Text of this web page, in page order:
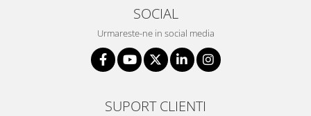
SOCIAL
Urmareste-ne in social media
SUPORT CLIENTI